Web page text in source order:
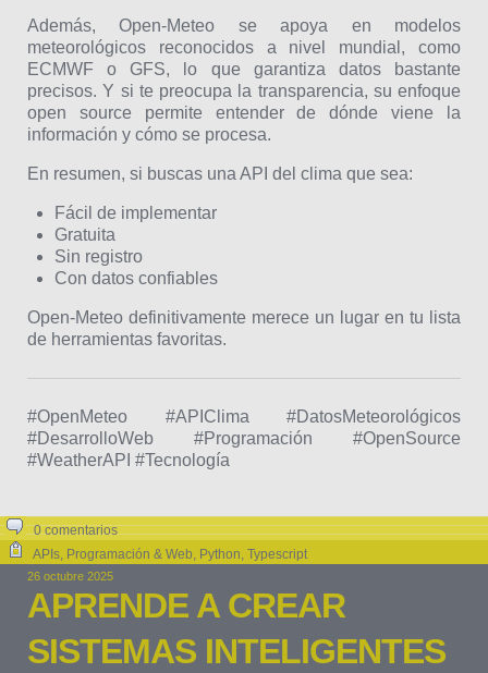
Además, Open-Meteo se apoya en modelos
meteorológicos reconocidos a nivel mundial, como
ECMWF o GFS, lo que garantiza datos bastante
precisos. Y si te preocupa la transparencia, su enfoque
open source permite entender de dónde viene la
información y cómo se procesa.
En resumen, si buscas una API del clima que sea:
Fácil de implementar
Gratuita
Sin registro
Con datos confiables
Open-Meteo definitivamente merece un lugar en tu lista
de herramientas favoritas.
#OpenMeteo #APIClima #DatosMeteorológicos
#DesarrolloWeb #Programación #OpenSource
#WeatherAPI #Tecnología
0 comentarios
APIs, Programación & Web, Python, Typescript
26 octubre 2025
APRENDE A CREAR
SISTEMAS INTELIGENTES